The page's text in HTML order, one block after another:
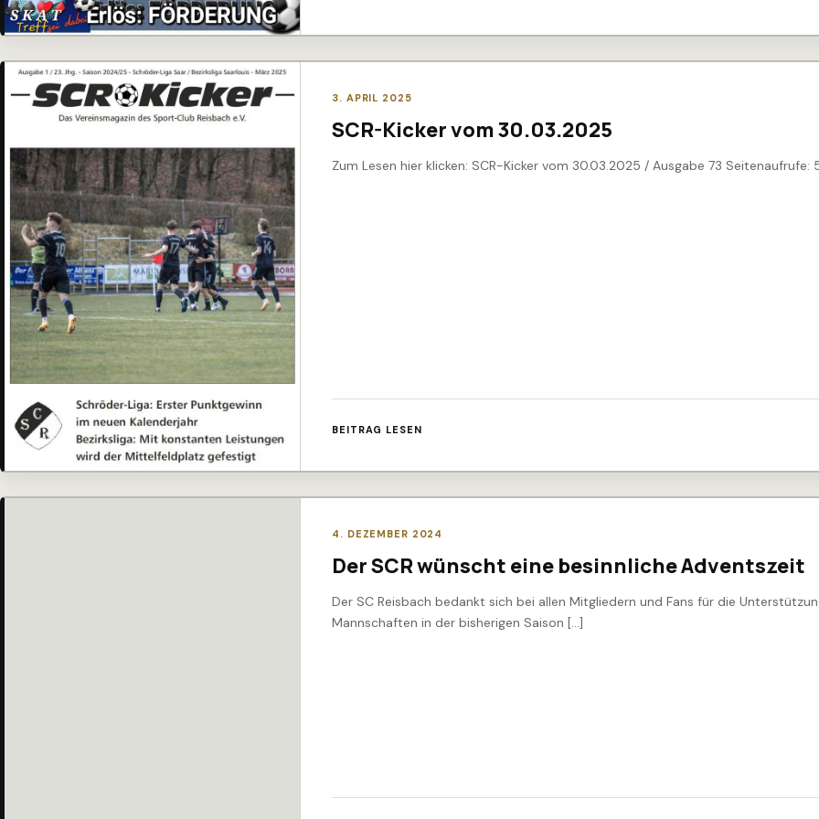
3. APRIL 2025
SCR-Kicker vom 30.03.2025
Zum Lesen hier klicken: SCR-Kicker vom 30.03.2025 / Ausgabe 73 Seitenaufrufe:
BEITRAG LESEN
4. DEZEMBER 2024
Der SCR wünscht eine besinnliche Adventszeit
Der SC Reisbach bedankt sich bei allen Mitgliedern und Fans für die
Mannschaften in der bisherigen Saison […]